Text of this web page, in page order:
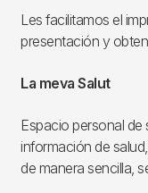
Les facilitamos el
presentación y
La meva Salut
Espacio personal de
información de
de manera sencilla,